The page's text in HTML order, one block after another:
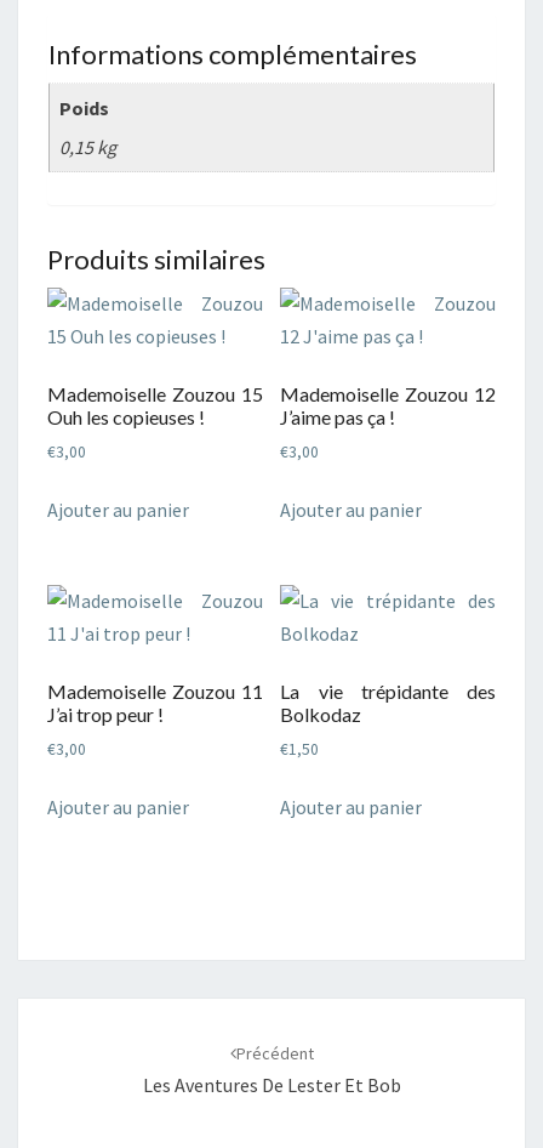
Informations complémentaires
Poids
0,15 kg
Produits similaires
Mademoiselle Zouzou 15
Ouh les copieuses !
€3,00
Ajouter au panier
Mademoiselle Zouzou 12
J’aime pas ça !
€3,00
Ajouter au panier
Mademoiselle Zouzou 11
J’ai trop peur !
€3,00
Ajouter au panier
La vie trépidante des
Bolkodaz
€1,50
Ajouter au panier
Précédent
Les Aventures De Lester Et Bob